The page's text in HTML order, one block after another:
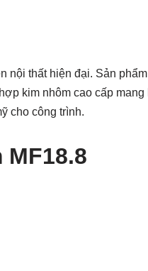
nội thất hiện đại. Sản
kim nhôm cao cấp
cho công trình.